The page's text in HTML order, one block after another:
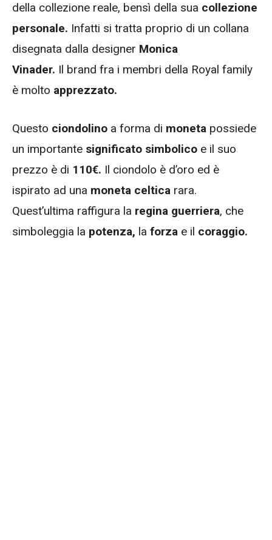
della collezione reale, bensì della sua collezione
personale. Infatti si tratta proprio di un collana
disegnata dalla designer Monica
Vinader. Il brand fra i membri della Royal family
è molto apprezzato.
Questo ciondolino a forma di moneta possiede
un importante significato simbolico e il suo
prezzo è di 110€. Il ciondolo è d’oro ed è
ispirato ad una moneta celtica rara.
Quest’ultima raffigura la regina guerriera, che
simboleggia la potenza, la forza e il coraggio.